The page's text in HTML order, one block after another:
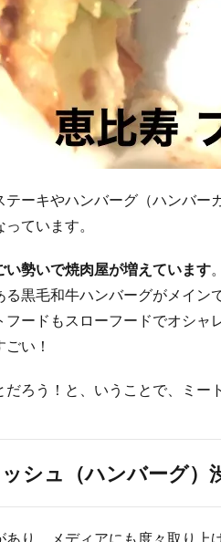
テーキやハンバーグ（ハンバー
ています。
い勢いで焼肉屋が増えています
る黒毛和牛ハンバーグがメイ
フードもスローフードでオシャ
い！
ろう！と、いうことで、ミー
シュ（ハンバーグ）
あり、メディアにも度々取り上